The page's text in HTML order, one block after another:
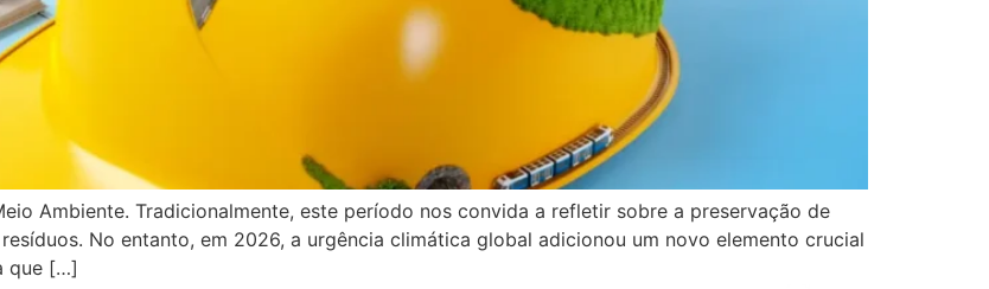
Ambiente. Tradicionalmente, este período nos convida a refletir sobre a preservação de
No entanto, em 2026, a urgência climática global adicionou um novo elemento crucial
que […]